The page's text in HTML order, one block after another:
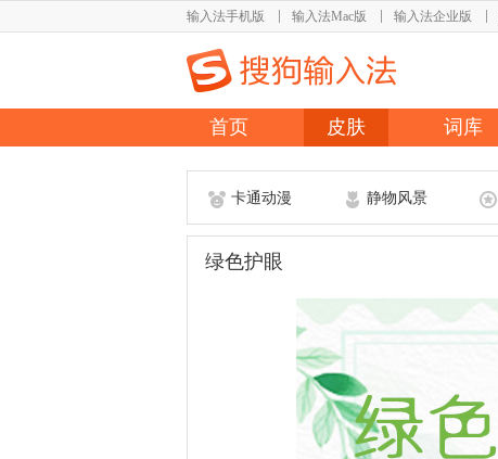
输入法手机版 输入法Mac版 输入法企业版
首页 皮肤 词库
卡通动漫 静物风景
绿色护眼